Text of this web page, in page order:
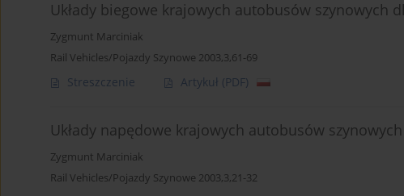
Układy biegowe krajowych autobusów szynowych
Zygmunt Marciniak
Rail Vehicles/Pojazdy Szynowe 2003,3,61-69
Streszczenie Artykuł (PDF)
Układy napędowe krajowych autobusów
Zygmunt Marciniak
Rail Vehicles/Pojazdy Szynowe 2003,3,21-32